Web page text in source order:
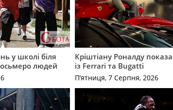
у школі біля
людей
Кріштіану Роналду
із Ferrari та Bugatti
П’ятниця, 7 Серпня, 2026